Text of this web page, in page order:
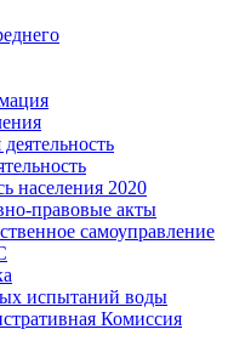
населения 2020
правовые акты
самоуправление
испытаний воды
Комиссия